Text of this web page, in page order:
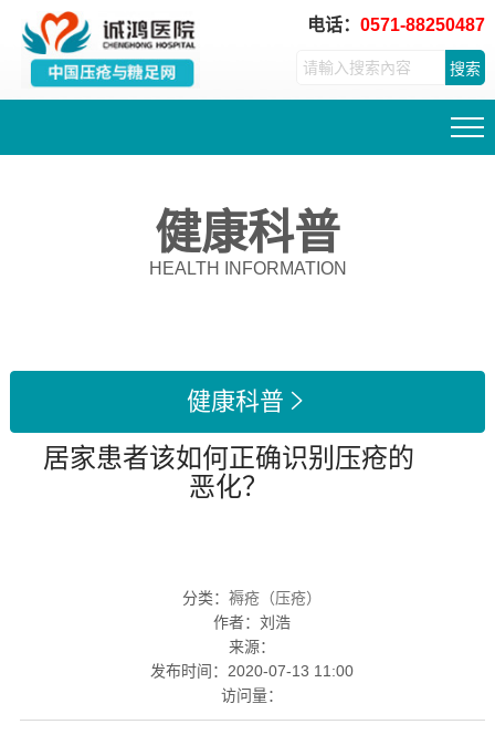
电话：0571-88250487
搜索
健康科普
HEALTH INFORMATION
健康科普 
居家患者该如何正确识别压疮的
恶化？
分类：褥疮（压疮）
作者：刘浩
来源：
发布时间： 2020-07-13 11:00
访问量：